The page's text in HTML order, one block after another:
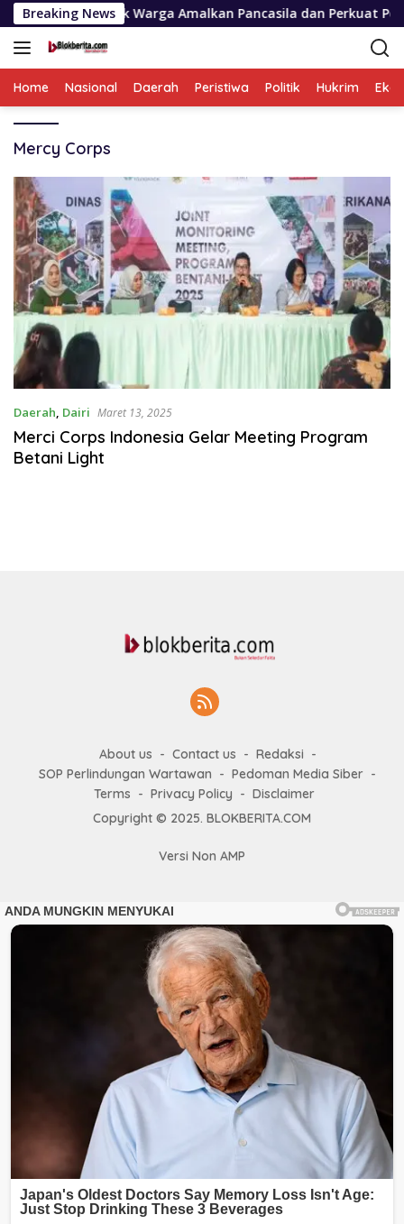
Langsung
ke
konten
Breaking News
Ajak Warga Amalkan Pancasila dan Perkuat Persatuan
Home Nasional Daerah Peristiwa Politik Hukrim
Mercy Corps
Daerah, Dairi Maret 13, 2025
Merci Corps Indonesia Gelar Meeting Program
Betani Light
About us Contact us
Redaksi
SOP Perlindungan Wartawan
Pedoman Media Siber
Terms
Privacy Policy
Disclaimer
Copyright © 2025. BLOKBERITA.COM
Versi Non AMP